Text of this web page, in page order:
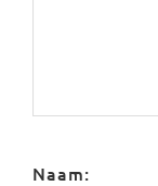
Naam: